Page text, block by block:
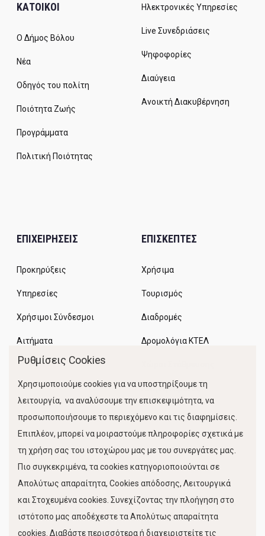
ΚΑΤΟΙΚΟΙ
Ο Δήμος Βόλου
Νέα
Οδηγός του πολίτη
Ποιότητα Ζωής
Προγράμματα
Πολιτική Ποιότητας
Ηλεκτρονικές Υπηρεσίες
Live Συνεδριάσεις
Ψηφοφορίες
Διαύγεια
Ανοικτή Διακυβέρνηση
ΕΠΙΧΕΙΡΗΣΕΙΣ
Προκηρύξεις
Υπηρεσίες
Χρήσιμοι Σύνδεσμοι
Αιτήματα
ΕΠΙΣΚΕΠΤΕΣ
Χρήσιμα
Τουρισμός
Διαδρομές
Δρομολόγια ΚΤΕΛ
Κίνηση Λιμένος
FOLLOW US
Ρυθμίσεις Cookies
Χρησιμοποιούμε cookies για να υποστηρίξουμε τη
λειτουργία, να αναλύσουμε την επισκεψιμότητα, να
προσωποποιήσουμε το περιεχόμενο και τις διαφημίσεις.
Επιπλέον, μπορεί να μοιραστούμε πληροφορίες σχετικά με
τη χρήση σας του ιστοχώρου μας με του συνεργάτες μας.
Πιο συγκεκριμένα, τα cookies κατηγοριοποιούνται σε
Απολύτως απαραίτητα, Cookies απόδοσης, Λειτουργικά
και Στοχευμένα cookies. Συνεχίζοντας την πλοήγηση στο
ιστότοπο μας αποδέχεστε τα Απολύτως απαραίτητα
cookies. Διαβάστε περισσότερα ή διαχειριστείτε τις